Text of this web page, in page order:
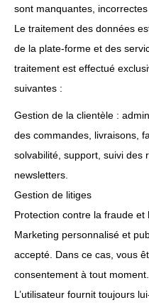
sont manquantes, incorrectes
Le traitement des données
de la plate-forme et des
traitement est effectué
suivantes :
Gestion de la clientèle :
des commandes, livraisons,
solvabilité, support, suivi des
newsletters.
Gestion de litiges
Protection contre la fraude et
Marketing personnalisé et
accepté. Dans ce cas, vous
consentement à tout moment.
L’utilisateur fournit toujours